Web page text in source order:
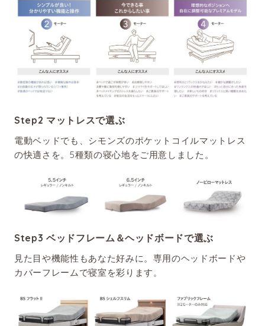
Step2 マットレスで選ぶ
電動ベッドでも、シモンズのポケットコイルマットレス
の快適さを。5種類の寝心地をご用意しました。
Step3 ベッドフレーム＆ヘッドボードで選ぶ
見た目や機能性もあなた好みに。専用のヘッドボードや
カバーフレームで寝室を彩ります。